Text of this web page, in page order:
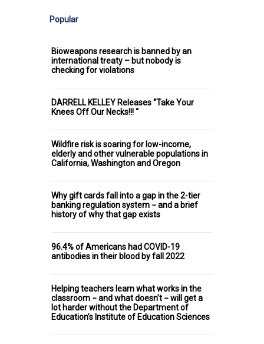
Popular
Bioweapons research is banned by an
international treaty – but nobody is
checking for violations
DARRELL KELLEY Releases “Take Your
Knees Off Our Necks!!! “
Wildfire risk is soaring for low-income,
elderly and other vulnerable populations in
California, Washington and Oregon
Why gift cards fall into a gap in the 2-tier
banking regulation system − and a brief
history of why that gap exists
96.4% of Americans had COVID-19
antibodies in their blood by fall 2022
Helping teachers learn what works in the
classroom − and what doesn’t − will get a
lot harder without the Department of
Education’s Institute of Education Sciences